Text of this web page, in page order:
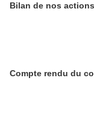
Bilan de nos
Compte rendu du